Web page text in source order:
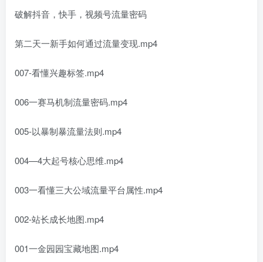
破解抖音，快手，视频号流量密码
第二天一新手如何通过流量变现.mp4
007-看懂兴趣标签.mp4
006一赛马机制流量密码.mp4
005-以暴制暴流量法则.mp4
004—4大起号核心思维.mp4
003一看懂三大公域流量平台属性.mp4
002-站长成长地图.mp4
001一金园园宝藏地图.mp4